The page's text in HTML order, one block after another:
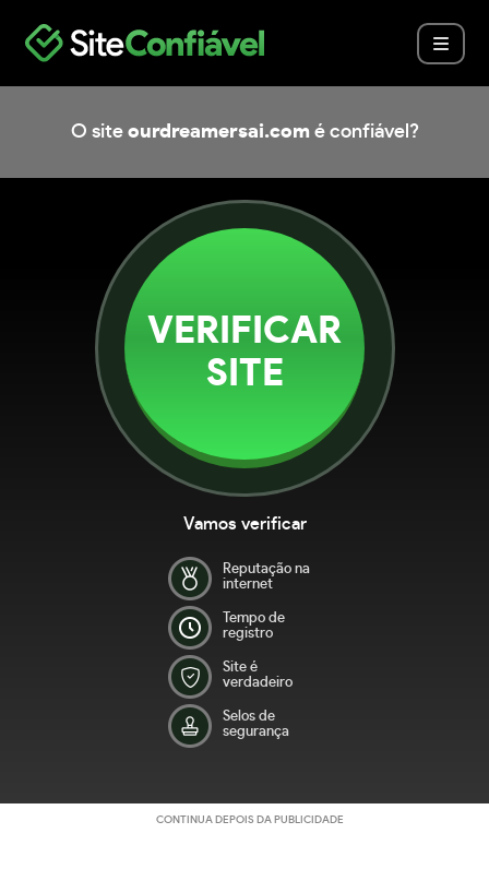
O site ourdreamersai.com é confiável?
VERIFICAR
SITE
Vamos verificar
Reputação na
internet
Tempo de
registro
Site é
verdadeiro
Selos de
segurança
CONTINUA DEPOIS DA PUBLICIDADE